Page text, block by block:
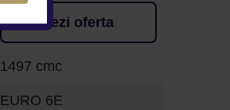
Vezi oferta
1497 cmc
EURO 6E